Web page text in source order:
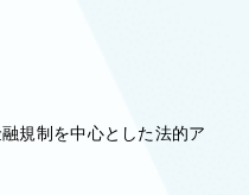
規制を中心とした法的ア